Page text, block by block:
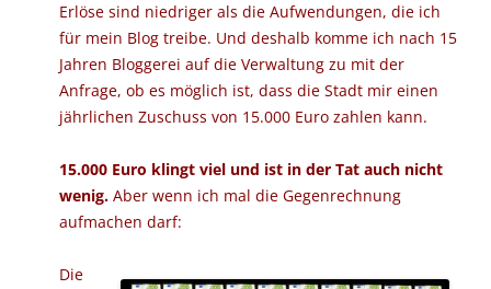
Erlöse sind niedriger als die Aufwendungen, die ich
für mein Blog treibe. Und deshalb komme ich nach 15
Jahren Bloggerei auf die Verwaltung zu mit der
Anfrage, ob es möglich ist, dass die Stadt mir einen
jährlichen Zuschuss von 15.000 Euro zahlen kann.
15.000 Euro klingt viel und ist in der Tat auch nicht
wenig. Aber wenn ich mal die Gegenrechnung
aufmachen darf:
Die